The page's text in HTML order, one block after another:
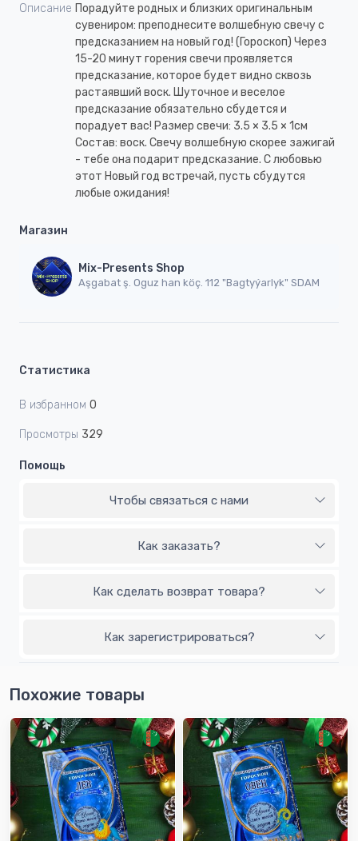
Описание Порадуйте родных и близких оригинальным
сувениром: преподнесите волшебную свечу с
предсказанием на новый год! (Гороскоп) Через
15-20 минут горения свечи проявляется
предсказание, которое будет видно сквозь
растаявший воск. Шуточное и веселое
предсказание обязательно сбудется и
порадует вас! Размер свечи: 3.5 × 3.5 × 1см
Состав: воск. Свечу волшебную скорее зажигай
- тебе она подарит предсказание. С любовью
этот Новый год встречай, пусть сбудутся
любые ожидания!
Магазин
Mix-Presents Shop
Aşgabat ş. Oguz han köç. 112 "Bagtyýarlyk" SDAM
Статистика
В избранном 0
Просмотры 329
Помощь
Чтобы связаться с нами
Как заказать?
Как сделать возврат товара?
Как зарегистрироваться?
Похожие товары